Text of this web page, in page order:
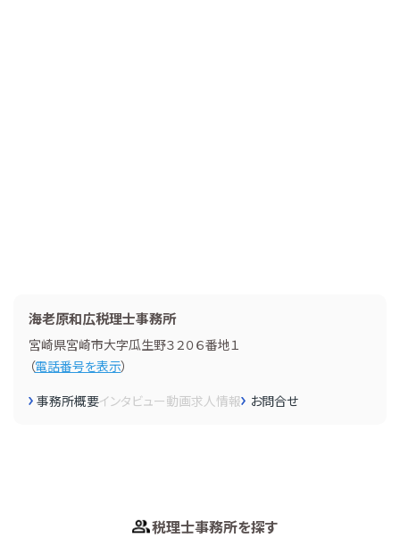
海老原和広税理士事務所
宮崎県宮崎市大字瓜生野３２０６番地１
（電話番号を表示）
事務所概要インタビュー動画求人情報 お問合せ
税理士事務所を探す